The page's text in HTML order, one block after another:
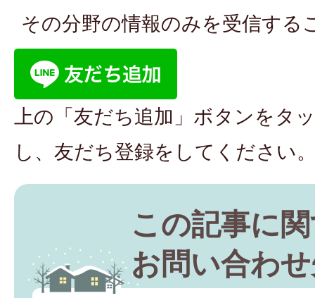
その分野の情報のみを受信する
上の「友だち追加」ボタンをタ
し、友だち登録をしてください
この記事に
お問い合わ